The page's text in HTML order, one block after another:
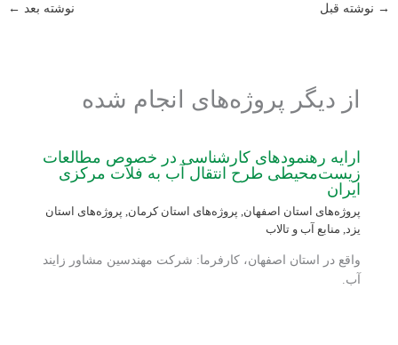
→ نوشته قبل نوشته بعد ←
از دیگر پروژه‌های انجام شده
ارایه رهنمودهای کارشناسی در خصوص مطالعات
زیست‌محیطی طرح انتقال آب به فلات مرکزی
ایران
پروژه‌های استان اصفهان, پروژه‌های استان کرمان, پروژه‌های استان
یزد, منابع آب و تالاب
واقع در استان اصفهان، کارفرما: شرکت مهندسین مشاور زایند
آب.